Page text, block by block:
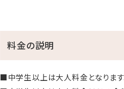
料金の説明
■中学生以上は大人料金となります